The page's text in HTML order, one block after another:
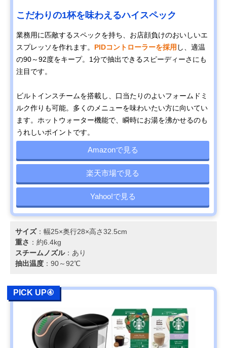
こだわりの1杯を味わえるハイスペック
業務用に匹敵するスペックを持ち、お店顔負けのおいしいエ
スプレッソを作れます。 PIDコントローラーを採用 し、適温
の90～92度をキープ。1分で抽出できるスピーディーさにも
注目です。
ビルトインスチームを搭載し、口当たりのよいフォームドミ
ルク作りも可能。多くのメニューを味わいたい方に向いてい
ます。ホットウォーター機能で、瞬時にお湯を沸かせるのも
うれしいポイントです。
Amazonで見る
楽天市場で見る
Yahoo!で見る
サイズ：幅25×奥行28×高さ32.5cm
重さ ：約6.4kg
スチームノズル：あり
抽出温度 ：90～92℃
PICK UP④